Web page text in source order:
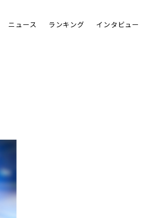
ニュース ランキング インタビュー